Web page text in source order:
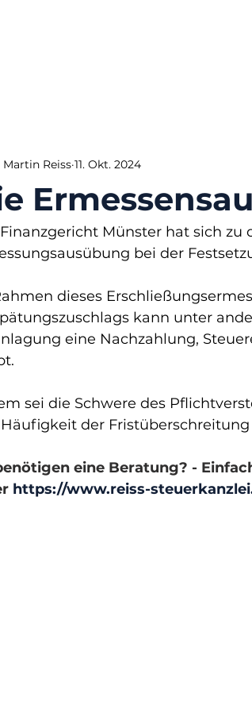
Martin Reiss 11. Okt. 2024
Münster hat sich zu
bei der
dieses
kann unter
eine Nachzahlung,
sei die Schwere des
der
eine Beratung? -
https://www.reiss-